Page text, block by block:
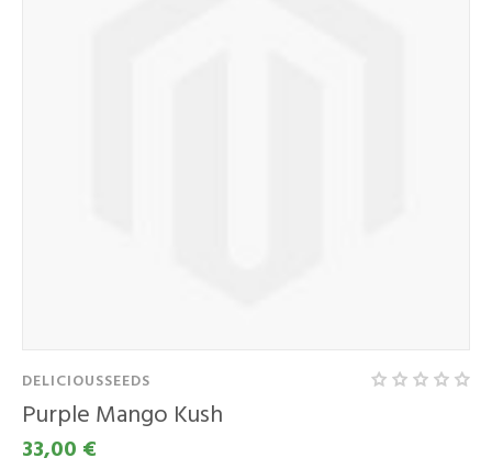
DELICIOUSSEEDS
Purple Mango Kush
33,00 €